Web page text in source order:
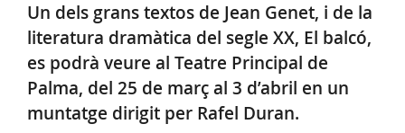
Un dels grans textos de Jean Genet, i de la
literatura dramàtica del segle XX, El balcó,
es podrà veure al Teatre Principal de
Palma, del 25 de març al 3 d’abril en un
muntatge dirigit per Rafel Duran.